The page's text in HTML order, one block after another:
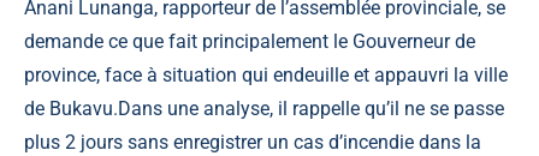
Anani Lunanga, rapporteur de l’assemblée provinciale, se
demande ce que fait principalement le Gouverneur de
province, face à situation qui endeuille et appauvri la ville
de Bukavu.Dans une analyse, il rappelle qu’il ne se passe
plus 2 jours sans enregistrer un cas d’incendie dans la